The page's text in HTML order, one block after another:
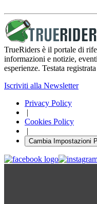
TrueRiders è il portale di
informazioni e notizie,
esperienze. Testata
Iscriviti alla Newsletter
Privacy Policy
|
Cookies Policy
|
Cambia Impostazioni